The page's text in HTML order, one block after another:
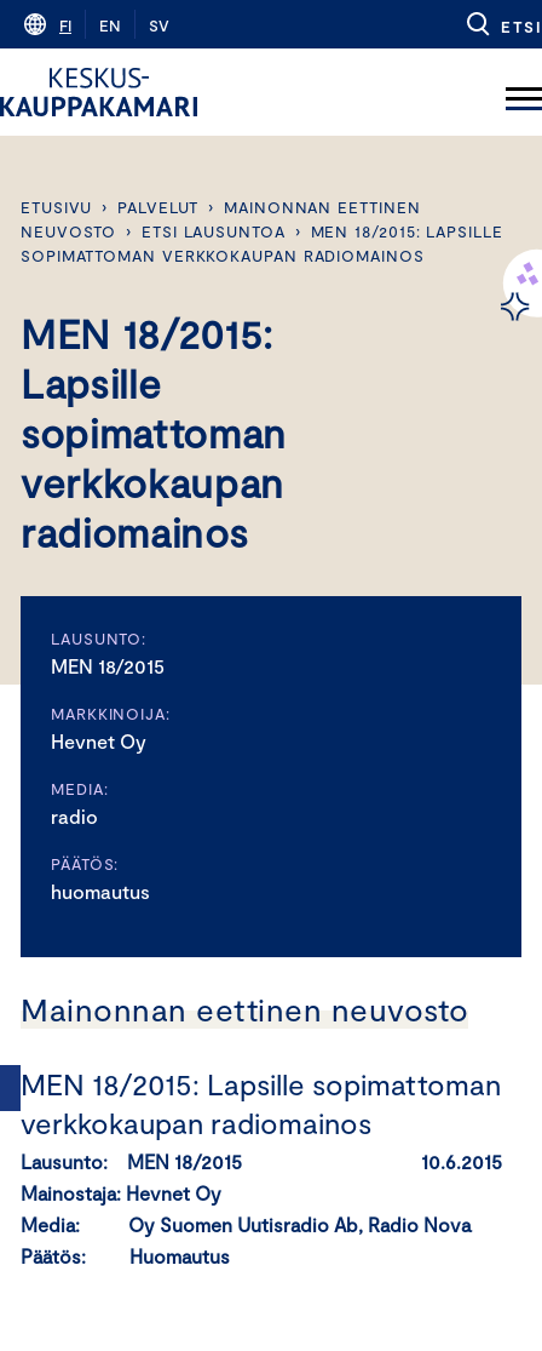
Skip
content
FI EN SV ETSI
ETUSIVU › PALVELUT ›
MAINONNAN EETTINEN
NEUVOSTO
› ETSI LAUSUNTOA ›
MEN 18/2015: LAPSILLE
SOPIMATTOMAN VERKKOKAUPAN RADIOMAINOS
MEN 18/2015:
Lapsille
sopimattoman
verkkokaupan
radiomainos
LAUSUNTO:
MEN 18/2015
MARKKINOIJA:
Hevnet Oy
MEDIA:
radio
PÄÄTÖS:
huomautus
Mainonnan eettinen neuvosto
MEN 18/2015: Lapsille sopimattoman
verkkokaupan radiomainos
Lausunto: MEN 18/2015 10.6.2015
Mainostaja: Hevnet Oy
Media: Oy Suomen Uutisradio Ab, Radio Nova
Päätös: Huomautus